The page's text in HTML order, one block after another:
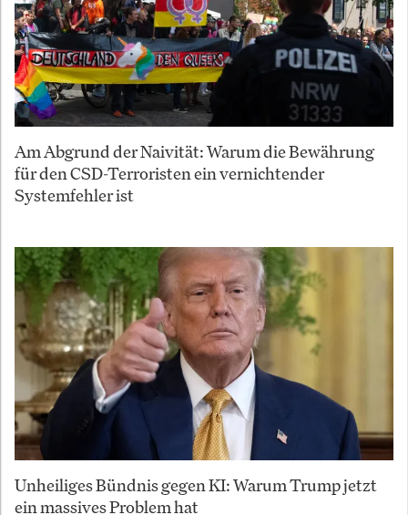
Am Abgrund der Naivität: Warum die Bewährung
für den CSD-Terroristen ein vernichtender
Systemfehler ist
Unheiliges Bündnis gegen KI: Warum Trump jetzt
ein massives Problem hat